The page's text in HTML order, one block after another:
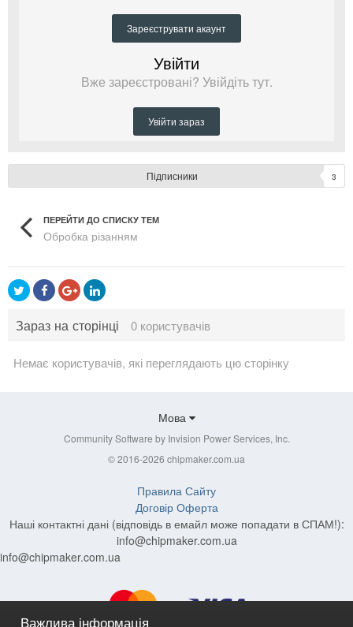
Зареєструвати акаунт
Увійти
Вже зареєстровані? Увійдіть тут.
Увійти зараз
Підписники 3
ПЕРЕЙТИ ДО СПИСКУ ТЕМ
Обробка різанням
Зараз на сторінці 0 користувачів
Немає користувачів, які переглядають цю сторінку
Мова
Community Software by Invision Power Services, Inc.
© 2016-2026 chipmaker.com.ua
Важлива інформація
Правила Сайту
Договір Оферта
Наші контактні дані (відповідь в емайл може попадати в СПАМ!):
info@chipmaker.com.ua
info@chipmaker.com.ua